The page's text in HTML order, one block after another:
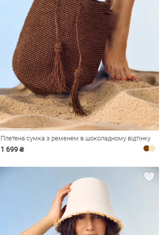
Плетена сумка з ременем в шоколадному відтінку
1 699 ₴